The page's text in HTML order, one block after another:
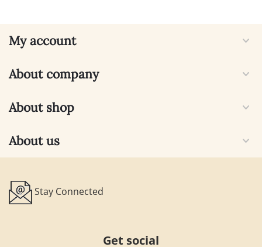
My account
About company
About shop
About us
Stay Connected
Get social